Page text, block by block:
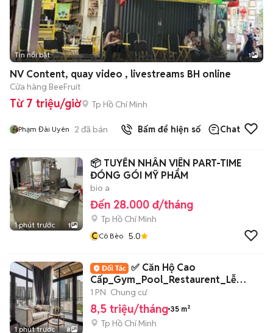
Tin nổi bật 1
NV Content, quay video , livestreams BH online
Cửa hàng BeeFruit
Từ 7 triệu/giờ Tp Hồ Chí Minh
Phạm Đài Uyên 2 đã bán Bấm để hiện số Chat
1 phút trước 1
📦 TUYỂN NHÂN VIÊN PART-TIME
ĐÓNG GÓI MỸ PHẨM
bio a
Đến 28.000 đ/tháng
Tp Hồ Chí Minh
CCô Bèo 5.0
1 phút trước 8
✅ Căn Hộ Cao
Cấp_Gym_Pool_Restaurent_Lễ
tân_Bảo vệ 24/24 An ninh ✅
1 PN Chung cư
8,5 triệu/tháng 35 m²
Tp Hồ Chí Minh